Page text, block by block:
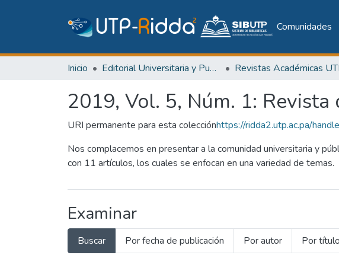
Comunidades
Inicio Editorial Universitaria y Publicaciones Seriadas Revistas Académicas
2019, Vol. 5, Núm. 1: Revista
URI permanente para esta colecciónhttps://ridda2.utp.ac.pa/
Nos complacemos en presentar a la comunidad universitaria y
con 11 artículos, los cuales se enfocan en una variedad de temas.
Examinar
Buscar Por fecha de publicación Por autor Por título